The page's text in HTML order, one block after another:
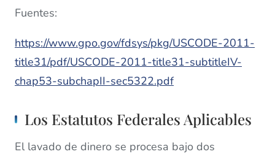
Fuentes:
https://www.gpo.gov/fdsys/pkg/USCODE-2011-
title31/pdf/USCODE-2011-title31-subtitleIV-
chap53-subchapII-sec5322.pdf
Los Estatutos Federales Aplicables
El lavado de dinero se procesa bajo dos